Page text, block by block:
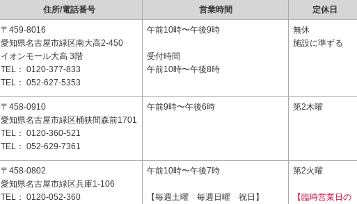
住所/電話番号 営業時間 定休日
〒459-8016
愛知県名古屋市緑区南大高2-450
イオンモール大高 3階
TEL： 0120-377-833
TEL： 052-627-5353
午前10時〜午後9時
受付時間
午前10時〜午後8時
無休
施設に準ずる
〒458-0910
愛知県名古屋市緑区桶狭間森前1701
TEL： 0120-360-521
TEL： 052-629-7361
午前9時〜午後6時 第2木曜
〒458-0802
愛知県名古屋市緑区兵庫1-106
TEL： 0120-052-360
午前10時〜午後7時
【毎週土曜 毎週日曜 祝日】
第2火曜
【臨時営業日の